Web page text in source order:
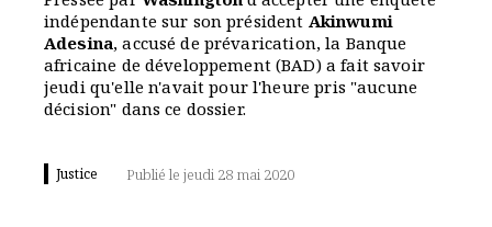
indépendante sur son président Akinwumi
Adesina, accusé de prévarication, la Banque
africaine de développement (BAD) a fait savoir
jeudi qu'elle n'avait pour l'heure pris "aucune
décision" dans ce dossier.
Justice Publié le jeudi 28 mai 2020